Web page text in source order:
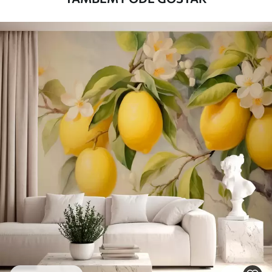
Aplicação perfeita
Materiais disponíveis
Standard
.0027.00€/m²
Premium
56 .00€/m²
Vinil Premium
39 .00€/m²
Peel and Stick
81.6749.00€/m²